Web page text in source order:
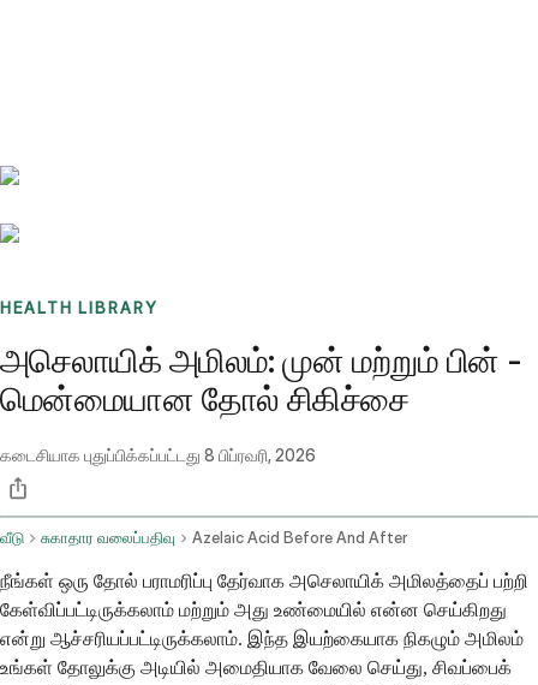
HEALTH LIBRARY
அசெலாயிக் அமிலம்: முன் மற்றும் பின் -
மென்மையான தோல் சிகிச்சை
கடைசியாக புதுப்பிக்கப்பட்டது 8 பிப்ரவரி, 2026
வீடு சுகாதார வலைப்பதிவு Azelaic Acid Before And After
நீங்கள் ஒரு தோல் பராமரிப்பு தேர்வாக அசெலாயிக் அமிலத்தைப் பற்றி
கேள்விப்பட்டிருக்கலாம் மற்றும் அது உண்மையில் என்ன செய்கிறது
என்று ஆச்சரியப்பட்டிருக்கலாம். இந்த இயற்கையாக நிகழும் அமிலம்
உங்கள் தோலுக்கு அடியில் அமைதியாக வேலை செய்து, சிவப்பைக்